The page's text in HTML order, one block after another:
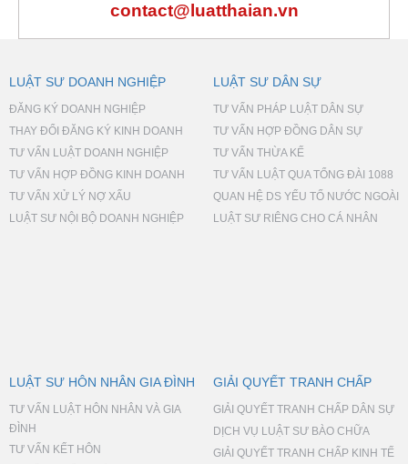
contact@luatthaian.vn
LUẬT SƯ DOANH NGHIỆP
ĐĂNG KÝ DOANH NGHIỆP
THAY ĐỔI ĐĂNG KÝ KINH DOANH
TƯ VẤN LUẬT DOANH NGHIỆP
TƯ VẤN HỢP ĐỒNG KINH DOANH
TƯ VẤN XỬ LÝ NỢ XẤU
LUẬT SƯ NỘI BỘ DOANH NGHIỆP
LUẬT SƯ DÂN SỰ
TƯ VẤN PHÁP LUẬT DÂN SỰ
TƯ VẤN HỢP ĐỒNG DÂN SỰ
TƯ VẤN THỪA KẾ
TƯ VẤN LUẬT QUA TỔNG ĐÀI 1088
QUAN HỆ DS YẾU TỐ NƯỚC NGOÀI
LUẬT SƯ RIÊNG CHO CÁ NHÂN
LUẬT SƯ HÔN NHÂN GIA ĐÌNH
TƯ VẤN LUẬT HÔN NHÂN VÀ GIA
ĐÌNH
TƯ VẤN KẾT HÔN
GIẢI QUYẾT TRANH CHẤP
GIẢI QUYẾT TRANH CHẤP DÂN SỰ
DỊCH VỤ LUẬT SƯ BÀO CHỮA
GIẢI QUYẾT TRANH CHẤP KINH TẾ